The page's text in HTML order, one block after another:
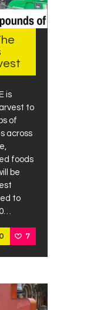
is
to
of
across
foods
be
to
0 7